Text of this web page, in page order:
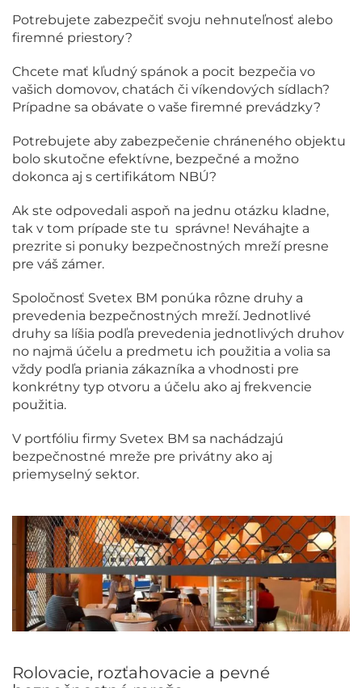
Potrebujete zabezpečiť svoju nehnuteľnosť alebo
firemné priestory?
Chcete mať kľudný spánok a pocit bezpečia vo
vašich domovov, chatách či víkendových sídlach?
Prípadne sa obávate o vaše firemné prevádzky?
Potrebujete aby zabezpečenie chráneného objektu
bolo skutočne efektívne, bezpečné a možno
dokonca aj s certifikátom NBÚ?
Ak ste odpovedali aspoň na jednu otázku kladne,
tak v tom prípade ste tu správne! Neváhajte a
prezrite si ponuky bezpečnostných mreží presne
pre váš zámer.
Spoločnosť Svetex BM ponúka rôzne druhy a
prevedenia bezpečnostných mreží. Jednotlivé
druhy sa líšia podľa prevedenia jednotlivých druhov
no najmä účelu a predmetu ich použitia a volia sa
vždy podľa priania zákazníka a vhodnosti pre
konkrétny typ otvoru a účelu ako aj frekvencie
použitia.
V portfóliu firmy Svetex BM sa nachádzajú
bezpečnostné mreže pre privátny ako aj
priemyselný sektor.
Rolovacie, rozťahovacie a pevné